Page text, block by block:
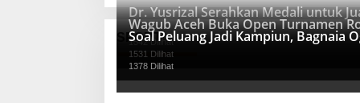
SPORT
Dr. Yusrizal Serahkan Medali untuk
1542 Dilihat
Wagub Aceh Buka Open Turnamen
1531 Dilihat
Soal Peluang Jadi Kampiun, Bagnaia
1378 Dilihat